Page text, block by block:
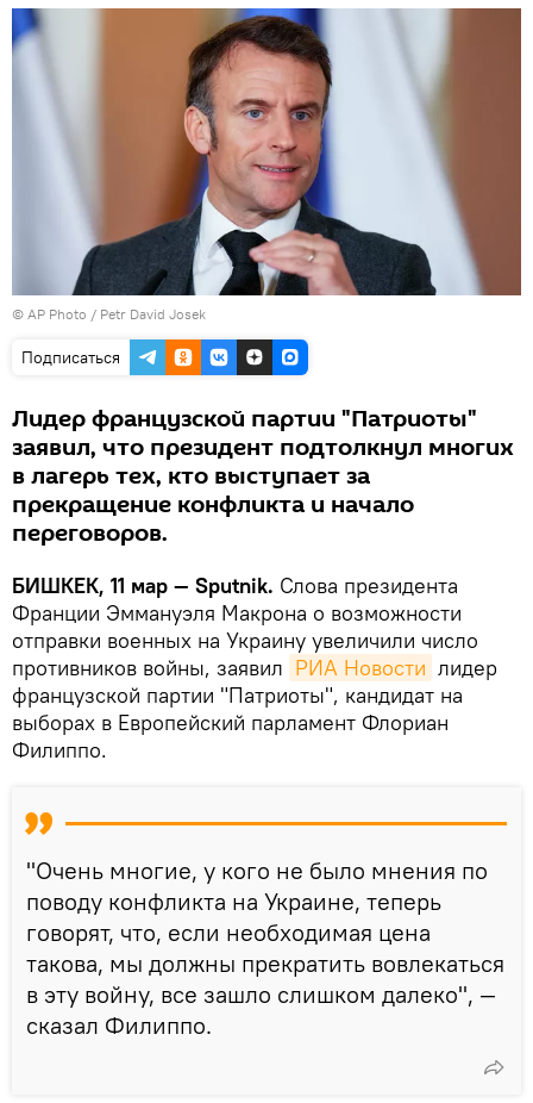
© AP Photo / Petr David Josek
Подписаться
Лидер французской партии "Патриоты"
заявил, что президент подтолкнул многих
в лагерь тех, кто выступает за
прекращение конфликта и начало
переговоров.
БИШКЕК, 11 мар — Sputnik. Слова президента
Франции Эммануэля Макрона о возможности
отправки военных на Украину увеличили число
противников войны, заявил РИА Новости лидер
французской партии "Патриоты", кандидат на
выборах в Европейский парламент Флориан
Филиппо.
"Очень многие, у кого не было мнения по
поводу конфликта на Украине, теперь
говорят, что, если необходимая цена
такова, мы должны прекратить вовлекаться
в эту войну, все зашло слишком далеко", —
сказал Филиппо.